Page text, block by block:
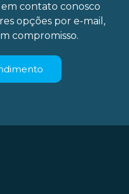
contato conosco
opções por e-mail,
compromisso.